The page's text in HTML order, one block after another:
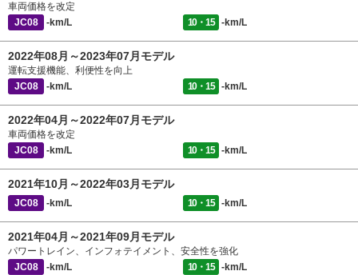
車両価格を改定
JC08
-km/L 10・15 -km/L
2022年08月～2023年07月モデル
運転支援機能、利便性を向上
JC08
-km/L 10・15 -km/L
2022年04月～2022年07月モデル
車両価格を改定
JC08
-km/L 10・15 -km/L
2021年10月～2022年03月モデル
JC08 -km/L 10・15 -km/L
2021年04月～2021年09月モデル
パワートレイン、インフォテイメント、安全性を強化
JC08
-km/L 10・15 -km/L